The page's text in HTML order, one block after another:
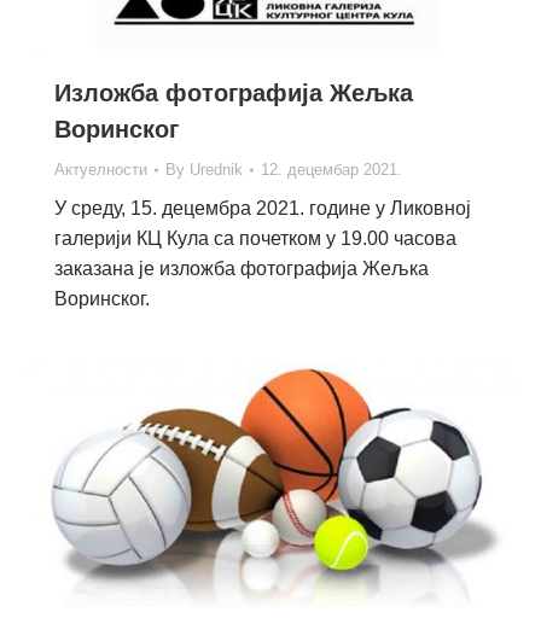
Изложба фотографија Жељка
Воринског
Актуелности By Urednik 12. децембар 2021.
У среду, 15. децембра 2021. године у Ликовној
галерији КЦ Кула са почетком у 19.00 часова
заказана је изложба фотографија Жељка
Воринског.